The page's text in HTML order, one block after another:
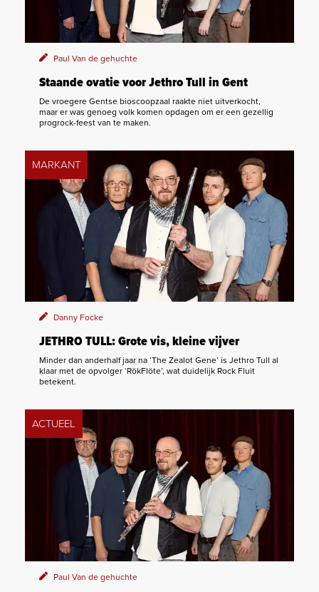
Paul Van de gehuchte
Staande ovatie voor Jethro Tull in Gent
De vroegere Gentse bioscoopzaal raakte niet uitverkocht,
maar er was genoeg volk komen opdagen om er een gezellig
progrock-feest van te maken.
MARKANT
Danny Focke
JETHRO TULL: Grote vis, kleine vijver
Minder dan anderhalf jaar na ‘The Zealot Gene’ is Jethro Tull al
klaar met de opvolger ‘RökFlöte’, wat duidelijk Rock Fluit
betekent.
ACTUEEL
Paul Van de gehuchte